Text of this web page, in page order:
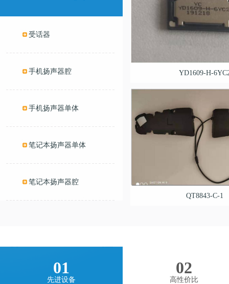
受话器
手机扬声器腔
手机扬声器单体
笔记本扬声器单体
笔记本扬声器腔
YD1609-H-
QT8843-C-1
01
先进设备
02
高性价比